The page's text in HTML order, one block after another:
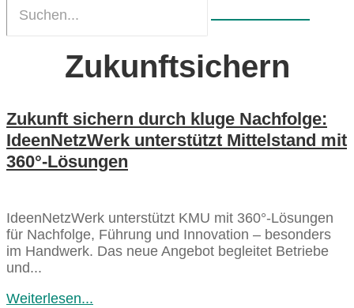
Zukunftsichern
Zukunft sichern durch kluge Nachfolge:
IdeenNetzWerk unterstützt Mittelstand mit
360°-Lösungen
IdeenNetzWerk unterstützt KMU mit 360°-Lösungen
für Nachfolge, Führung und Innovation – besonders
im Handwerk. Das neue Angebot begleitet Betriebe
und...
Weiterlesen...